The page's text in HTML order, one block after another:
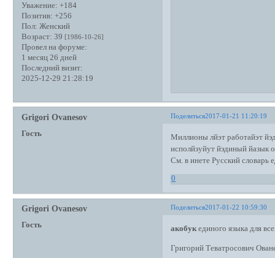
Уважение: +184
Позитив: +256
Пол: Женский
Возраст: 39 [1986-10-26]
Провел на форуме:
1 месяц 26 дней
Последний визит:
2025-12-29 21:28:19
Поделиться2017-01-21 11:20:19
Grigori Ovanesov
Гость
Миллионы лйэт работайэт
исполйзуйут йэдиный йазык
См. в инете Русский словарь
0
Поделиться2017-01-22 10:59:30
Grigori Ovanesov
Гость акобукединого языка для
Григорий Теватросович